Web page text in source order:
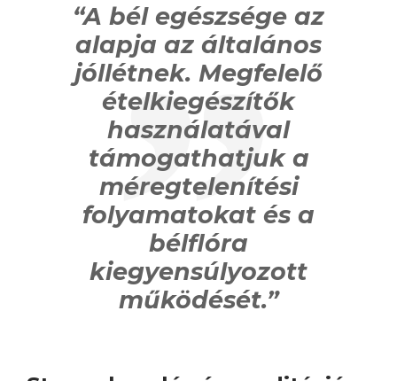
“A bél egészsége az
alapja az általános
jóllétnek. Megfelelő
ételkiegészítők
használatával
támogathatjuk a
méregtelenítési
folyamatokat és a
bélflóra
kiegyensúlyozott
működését.”